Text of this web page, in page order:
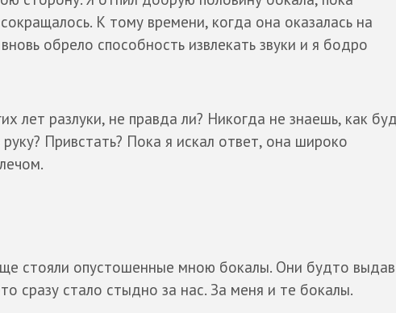
К тому времени, когда она оказалась на
обрело способность извлекать звуки и я бодро
лет разлуки, не правда ли? Никогда не знаешь, как
Привстать? Пока я искал ответ, она широко
стояли опустошенные мною бокалы. Они будто
сразу стало стыдно за нас. За меня и те бокалы.